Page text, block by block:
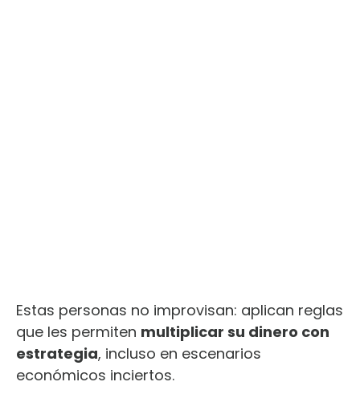
Estas personas no improvisan: aplican reglas
que les permiten multiplicar su dinero con
estrategia, incluso en escenarios
económicos inciertos.